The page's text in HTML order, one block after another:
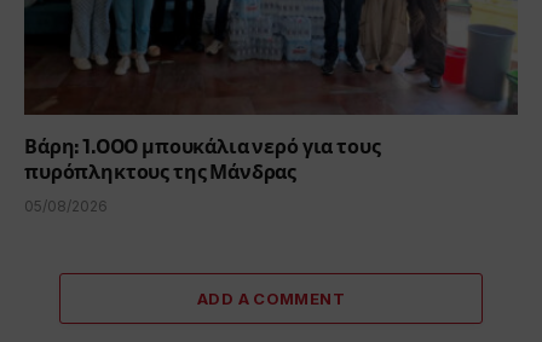
Βάρη: 1.000 μπουκάλια νερό για τους
πυρόπληκτους της Μάνδρας
05/08/2026
ADD A COMMENT